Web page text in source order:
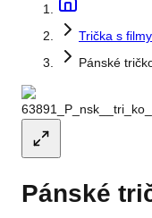
Trička s
Pánské
Pánské